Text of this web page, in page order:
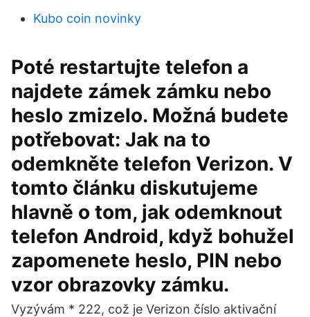
Kubo coin novinky
Poté restartujte telefon a
najdete zámek zámku nebo
heslo zmizelo. Možná budete
potřebovat: Jak na to
odemkněte telefon Verizon. V
tomto článku diskutujeme
hlavně o tom, jak odemknout
telefon Android, když bohužel
zapomenete heslo, PIN nebo
vzor obrazovky zámku.
Vyzývám * 222, což je Verizon číslo aktivační